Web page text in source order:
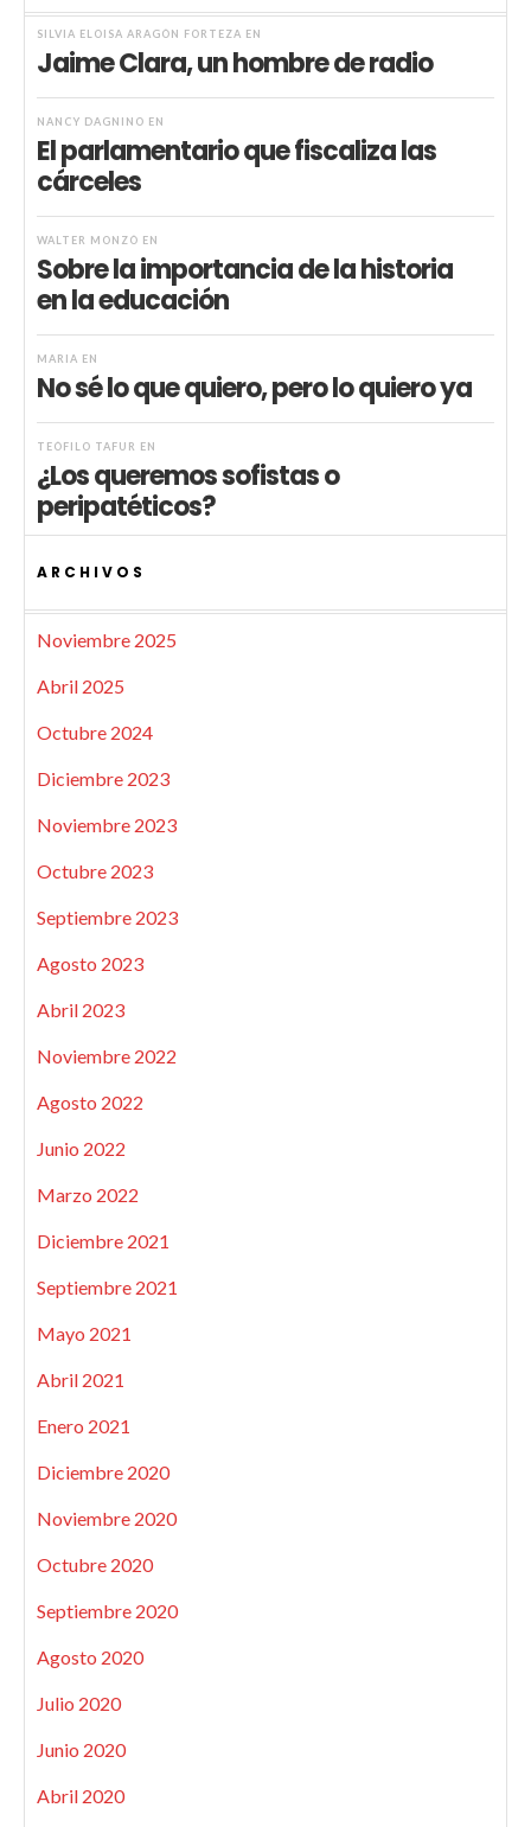
SILVIA ELOISA ARAGÓN FORTEZA EN
Jaime Clara, un hombre de radio
NANCY DAGNINO EN
El parlamentario que fiscaliza las
cárceles
WALTER MONZÓ EN
Sobre la importancia de la historia
en la educación
MARIA EN
No sé lo que quiero, pero lo quiero ya
TEÓFILO TAFUR EN
¿Los queremos sofistas o
peripatéticos?
ARCHIVOS
Noviembre 2025
Abril 2025
Octubre 2024
Diciembre 2023
Noviembre 2023
Octubre 2023
Septiembre 2023
Agosto 2023
Abril 2023
Noviembre 2022
Agosto 2022
Junio 2022
Marzo 2022
Diciembre 2021
Septiembre 2021
Mayo 2021
Abril 2021
Enero 2021
Diciembre 2020
Noviembre 2020
Octubre 2020
Septiembre 2020
Agosto 2020
Julio 2020
Junio 2020
Abril 2020